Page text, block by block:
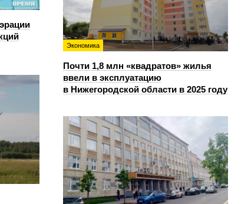
Экономика
Почти 1,8 млн «квадратов» жилья
ввели в эксплуатацию
в Нижегородской области в 2025 году